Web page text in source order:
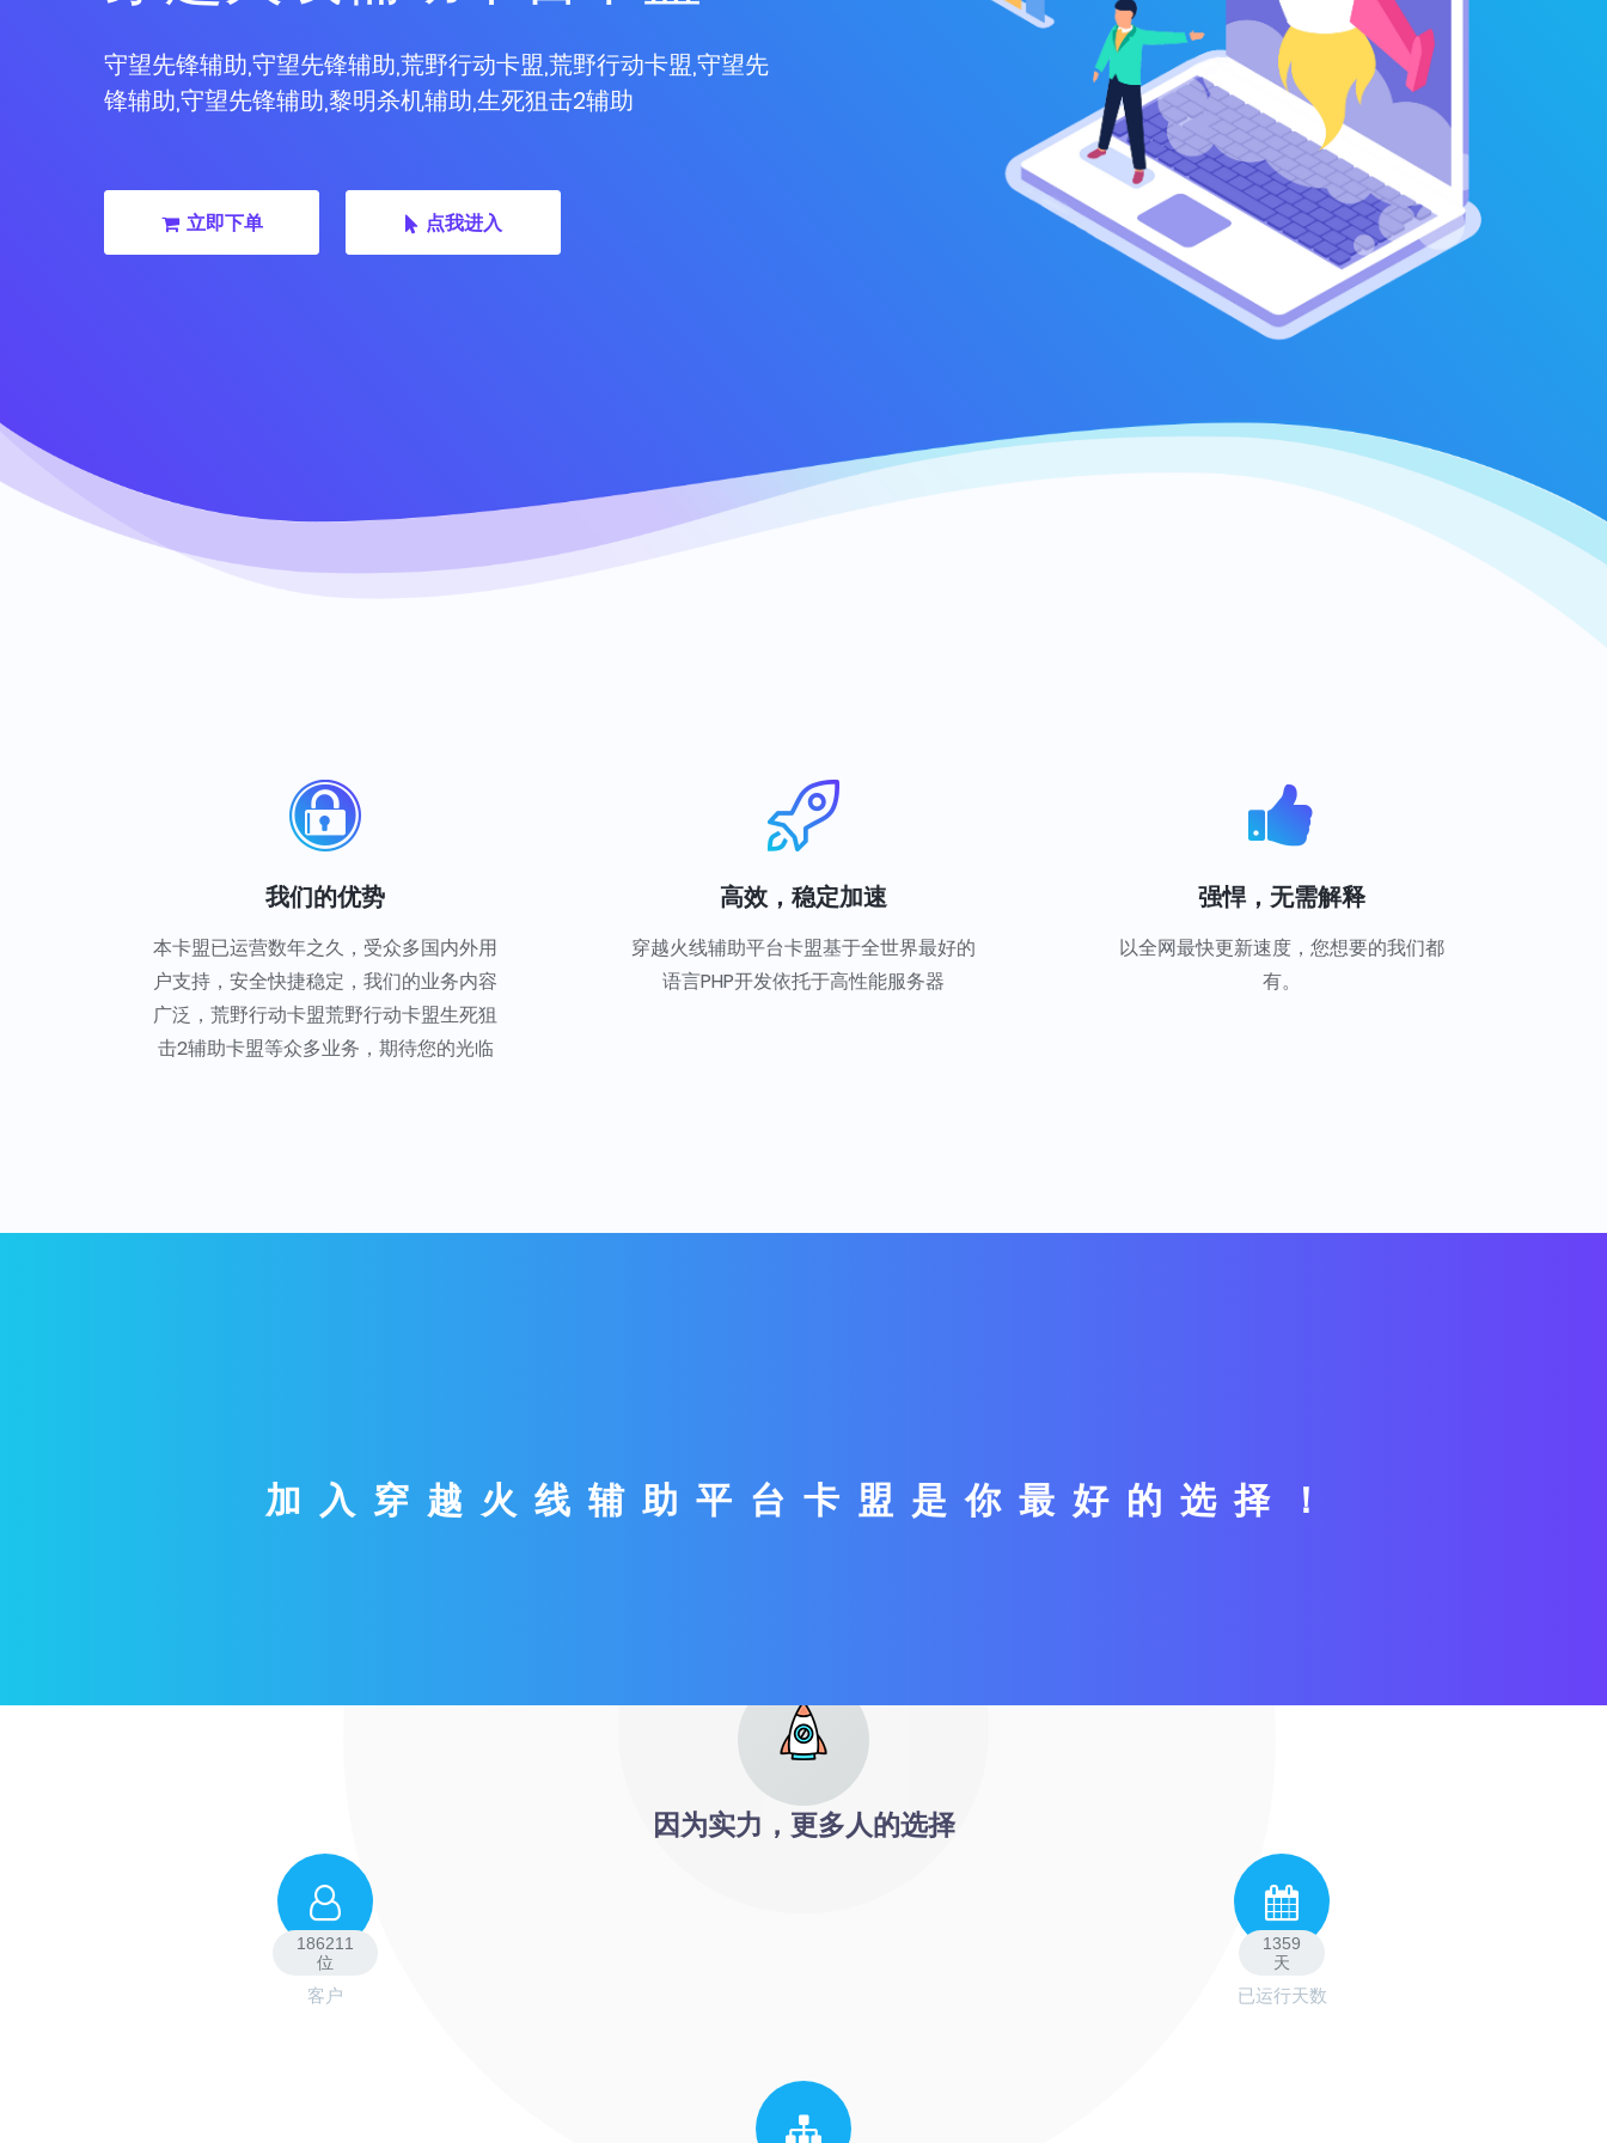
守望先锋辅助,守望先锋辅助,荒野行动卡盟,荒野行动卡盟,守望先
锋辅助,守望先锋辅助,黎明杀机辅助,生死狙击2辅助
立即下单 点我进入
我们的优势
本卡盟已运营数年之久，受众多国内外用
户支持，安全快捷稳定，我们的业务内容
广泛，荒野行动卡盟荒野行动卡盟生死狙
击2辅助卡盟等众多业务，期待您的光临
高效，稳定加速
穿越火线辅助平台卡盟基于全世界最好的
语言PHP开发依托于高性能服务器
强悍，无需解释
以全网最快更新速度，您想要的我们都
有。
加入穿越火线辅助平台卡盟是你最好的选择！
因为实力，更多人的选择
186211
位
客户
1359
天
已运行天数